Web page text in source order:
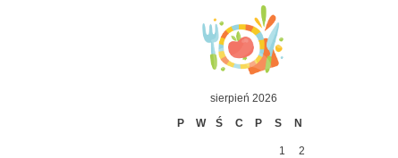
sierpień 2026
P
W Ś C P S N
1 2